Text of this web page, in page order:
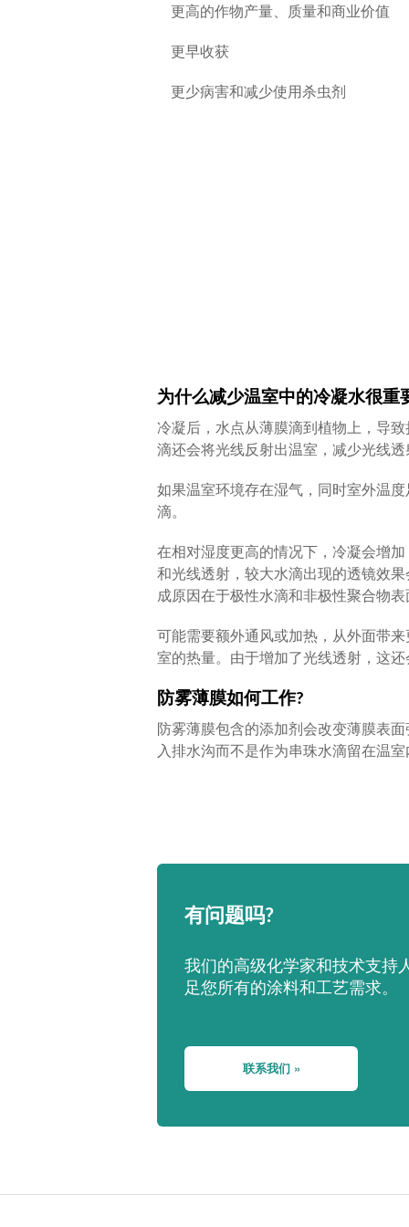
更高的作物产量、质量和商业价值
更早收获
更少病害和减少使用杀虫剂
为什么减少温室中的冷凝水很重
冷凝后，水点从薄膜滴到植物上，导
滴还会将光线反射出温室，减少光线
如果温室环境存在湿气，同时室外温
滴。
在相对湿度更高的情况下，冷凝会增
和光线透射，较大水滴出现的透镜效
成原因在于极性水滴和非极性聚合物
可能需要额外通风或加热，从外面带
室的热量。由于增加了光线透射，这
防雾薄膜如何工作?
防雾薄膜包含的添加剂会改变薄膜表
入排水沟而不是作为串珠水滴留在温
有问题吗?
我们的高级化学家和技术支持
足您所有的涂料和工艺需求。
联系我们 »